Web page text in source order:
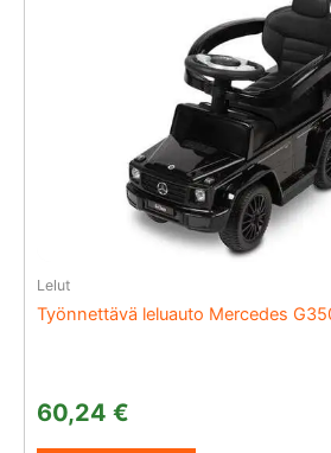
Lelut
Työnnettävä leluauto Mercedes
60,24 €